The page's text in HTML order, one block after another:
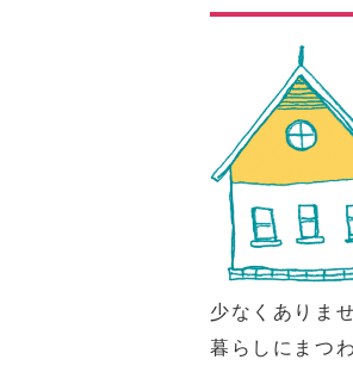
少なくありま
暮らしにまつ